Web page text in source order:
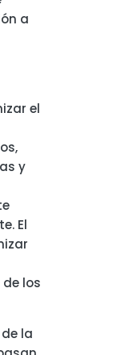
a
el
y
El
los
la